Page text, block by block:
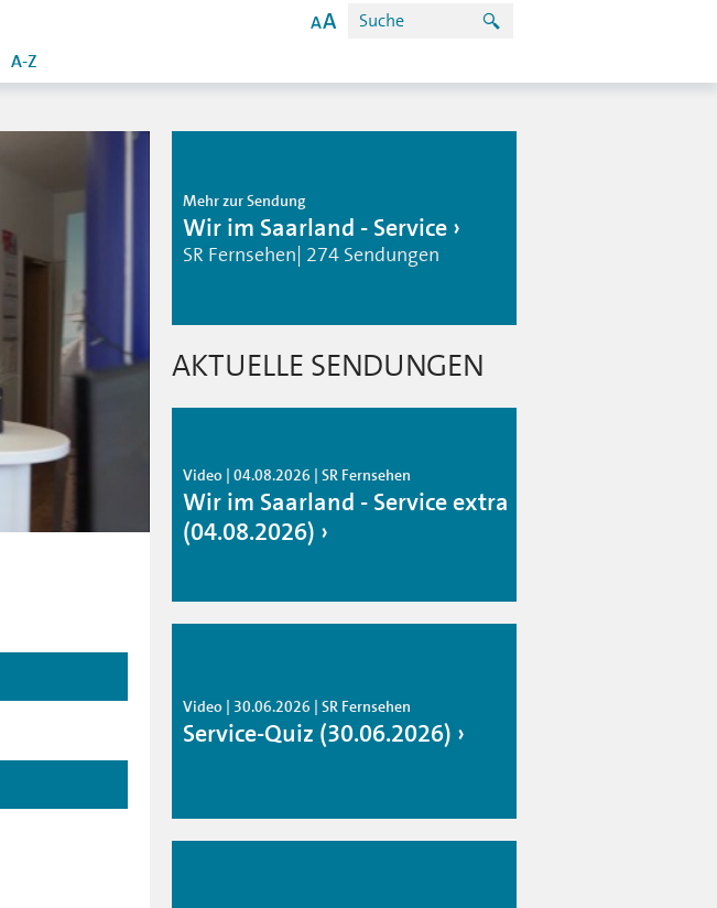
A-Z
Mehr zur Sendung
Wir im Saarland - Service
SR Fernsehen| 274 Sendungen
AKTUELLE SENDUNGEN
Video | 04.08.2026 | SR Fernsehen
Wir im Saarland - Service extra
(04.08.2026)
Video | 30.06.2026 | SR Fernsehen
Service-Quiz (30.06.2026)